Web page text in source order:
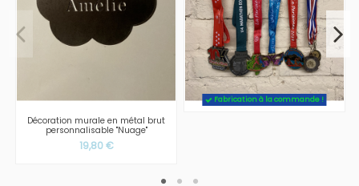
Décoration murale en métal brut
personnalisable "Nuage"
19,80 €
Fabrication à la commande !